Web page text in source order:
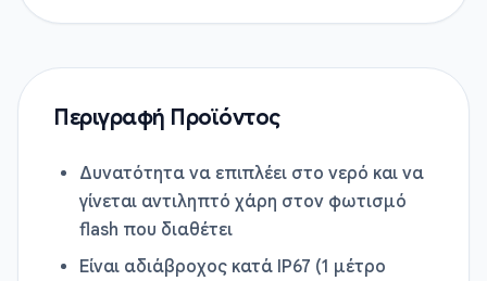
Περιγραφή Προϊόντος
Δυνατότητα να επιπλέει στο νερό και να
γίνεται αντιληπτό χάρη στον φωτισμό
flash που διαθέτει
Είναι αδιάβροχος κατά IP67 (1 μέτρο